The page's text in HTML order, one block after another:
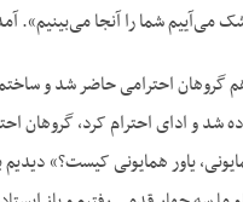
می‌آییم شما را آنجا می‌بینیم».
هم گروهان احترامی حاضر شد و
اندیمشک. شاه از ترن پیاده شد و ادای
یاور همایونی کیست؟»